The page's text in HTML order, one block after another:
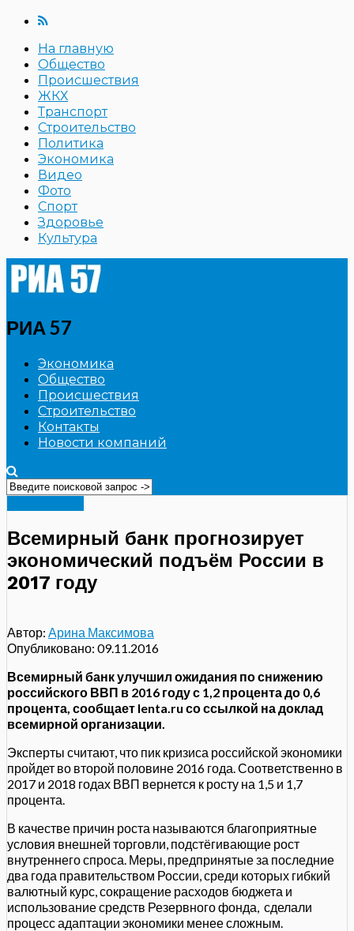
На главную
Общество
Происшествия
ЖКХ
Транспорт
Строительство
Политика
Экономика
Видео
Фото
Спорт
Здоровье
Культура
РИА 57
Экономика
Общество
Происшествия
Строительство
Контакты
Новости компаний
Всемирный банк прогнозирует
экономический подъём России в
2017 году
Автор: Арина Максимова
Опубликовано: 09.11.2016
Всемирный банк улучшил ожидания по снижению
российского ВВП в 2016 году с 1,2 процента до 0,6
процента, сообщает lenta.ru со ссылкой на доклад
всемирной организации.
Эксперты считают, что пик кризиса российской экономики
пройдет во второй половине 2016 года. Соответственно в
2017 и 2018 годах ВВП вернется к росту на 1,5 и 1,7
процента.
В качестве причин роста называются благоприятные
условия внешней торговли, подстёгивающие рост
внутреннего спроса. Меры, предпринятые за последние
два года правительством России, среди которых гибкий
валютный курс, сокращение расходов бюджета и
использование средств Резервного фонда, сделали
процесс адаптации экономики менее сложным.